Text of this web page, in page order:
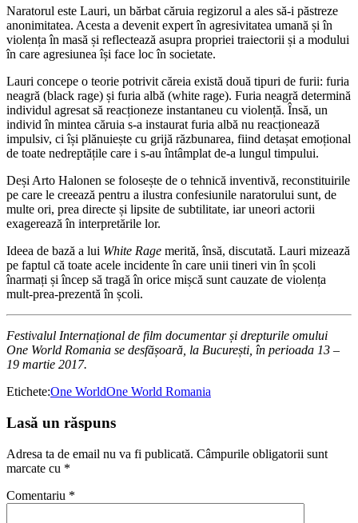
Naratorul este Lauri, un bărbat căruia regizorul a ales să-i păstreze
anonimitatea. Acesta a devenit expert în agresivitatea umană și în
violența în masă și reflectează asupra propriei traiectorii și a modului
în care agresiunea își face loc în societate.
Lauri concepe o teorie potrivit căreia există două tipuri de furii: furia
neagră (black rage) și furia albă (white rage). Furia neagră determină
individul agresat să reacționeze instantaneu cu violență. Însă, un
individ în mintea căruia s-a instaurat furia albă nu reacționează
impulsiv, ci își plănuiește cu grijă răzbunarea, fiind detașat emoțional
de toate nedreptățile care i s-au întâmplat de-a lungul timpului.
Deși Arto Halonen se folosește de o tehnică inventivă, reconstituirile
pe care le creează pentru a ilustra confesiunile naratorului sunt, de
multe ori, prea directe și lipsite de subtilitate, iar uneori actorii
exagerează în interpretările lor.
Ideea de bază a lui White Rage merită, însă, discutată. Lauri mizează
pe faptul că toate acele incidente în care unii tineri vin în școli
înarmați și încep să tragă în orice mișcă sunt cauzate de violența
mult-prea-prezentă în școli.
Festivalul Internațional de film documentar și drepturile omului
One World Romania se desfășoară, la București, în perioada 13 –
19 martie 2017.
Etichete:One WorldOne World Romania
Lasă un răspuns
Adresa ta de email nu va fi publicată. Câmpurile obligatorii sunt
marcate cu *
Comentariu *